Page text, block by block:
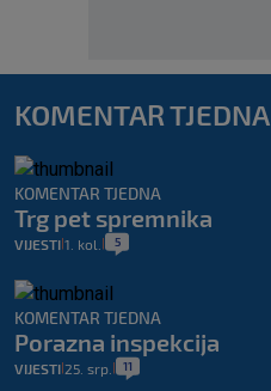
KOMENTAR TJEDNA
KOMENTAR TJEDNA
Trg pet spremnika
VIJESTI 1. kol. 5
KOMENTAR TJEDNA
Porazna inspekcija
VIJESTI 25. srp. 11